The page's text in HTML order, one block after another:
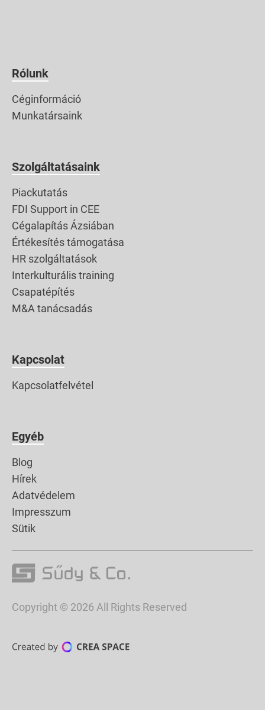
között tartják meg. Az
lehetne csak
kiesnének a szponzori
[…]
Rólunk
Céginformáció
Munkatársaink
Szolgáltatásaink
Piackutatás
FDI Support in CEE
Cégalapítás Ázsiában
Értékesítés támogatása
HR szolgáltatások
Interkulturális training
Csapatépítés
M&A tanácsadás
Kapcsolat
Kapcsolatfelvétel
Egyéb
Blog
Hírek
Adatvédelem
Impresszum
Sütik
Copyright © 2026 All Rights Reserved